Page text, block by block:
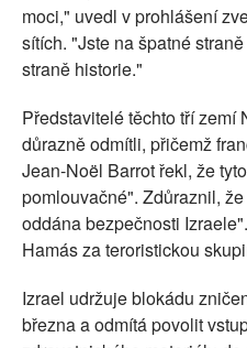
moci," uvedl v prohlášení
sítích. "Jste na špatné
straně historie."
Představitelé těchto tří
důrazně odmítli, přičemž
Jean-Noël Barrot řekl, že
pomlouvačné". Zdůraznil,
oddána bezpečnosti
Hamás za teroristickou
Izrael udržuje blokádu
března a odmítá povolit